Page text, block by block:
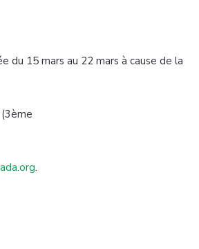
du 15 mars au 22 mars à cause de la
.